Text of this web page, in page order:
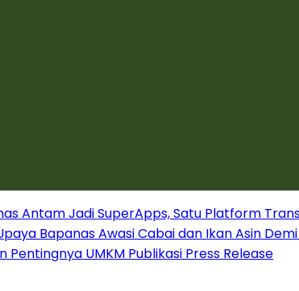
Antam Jadi SuperApps, Satu Platform
Bapanas Awasi Cabai dan Ikan Asin
UMKM Publikasi Press Release